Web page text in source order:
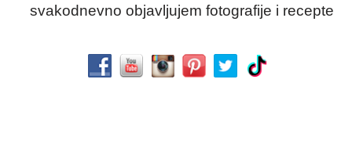
svakodnevno objavljujem fotografije i recepte